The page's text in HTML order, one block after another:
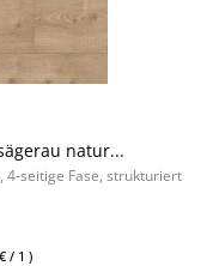
natur...
4-seitige Fase, strukturiert
/ 1 )